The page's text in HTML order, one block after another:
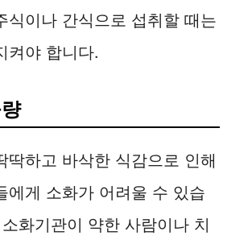
식이나 간식으로 섭취할 때는
켜야 합니다.
딱하고 바삭한 식감으로 인해
에게 소화가 어려울 수 있습
화기관이 약한 사람이나 치